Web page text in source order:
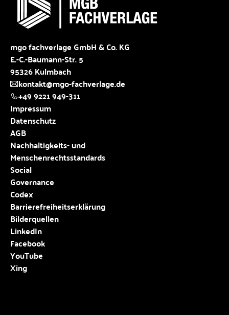
mgo fachverlage GmbH & Co. KG
E.-C.-Baumann-Str. 5
95326 Kulmbach
kontakt@mgo-fachverlage.de
+49 9221 949-311
Impressum
Datenschutz
AGB
Nachhaltigkeits- und
Menschenrechtsstandards
Social
Governance
Codex
Barrierefreiheitserklärung
Bilderquellen
LinkedIn
Facebook
YouTube
Xing